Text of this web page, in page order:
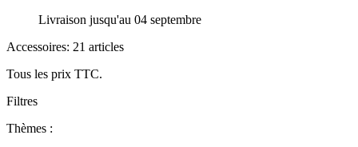
Livraison jusqu'au 04 septembre
Accessoires: 21 articles
Tous les prix TTC.
Filtres
Thèmes :